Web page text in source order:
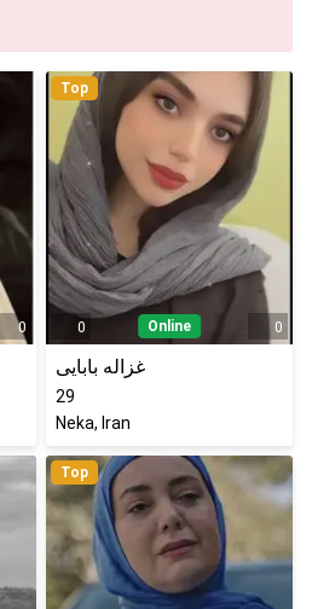
0
Top
0 Online 0
غزاله بابایی
29
Neka, Iran
Top